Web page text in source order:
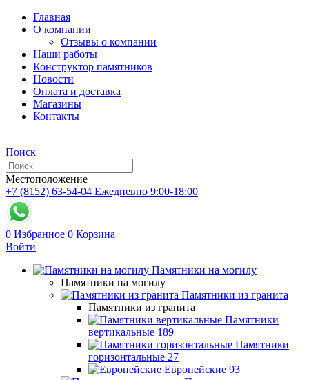
Главная
О компании
Отзывы о компании
Наши работы
Конструктор памятников
Новости
Оплата и доставка
Магазины
Контакты
Поиск
Местоположение
+7 (8152) 63-54-04 Ежедневно 9:00-18:00
0 Избранное 0 Корзина
Войти
Памятники на могилу
Памятники на могилу
Памятники из гранита
Памятники из гранита
Памятники
вертикальные 189
Памятники
горизонтальные 27
Европейские 93